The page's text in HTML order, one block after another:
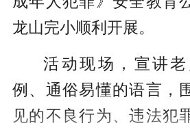
龙山完小顺利开展。
活动现场，宣讲
例、通俗易懂的语言，
见的不良行为、违法犯